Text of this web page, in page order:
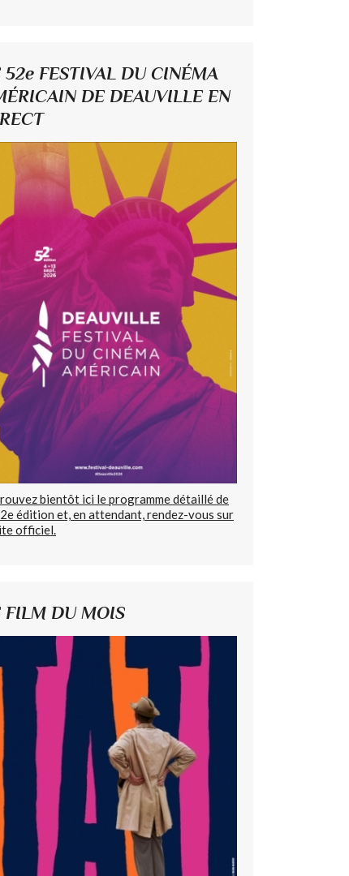
52e FESTIVAL DU CINÉMA
DE DEAUVILLE EN
bientôt ici le programme détaillé de
édition et, en attendant, rendez-vous sur
officiel.
FILM DU MOIS